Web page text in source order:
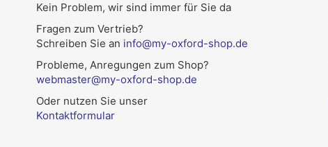
Kein Problem, wir sind immer für Sie da
Fragen zum Vertrieb?
Schreiben Sie an info@my-oxford-shop.de
Probleme, Anregungen zum Shop?
webmaster@my-oxford-shop.de
Oder nutzen Sie unser
Kontaktformular